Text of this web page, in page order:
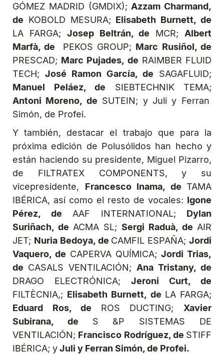
GÓMEZ MADRID (GMDIX); Azzam Charmand,
de KOBOLD MESURA; Elisabeth Burnett, de
LA FARGA; Josep Beltrán, de MCR; Albert
Marfà, de
PEKOS GROUP; Marc Rusiñol, de
PRESCAD; Marc Pujades, de RAIMBER FLUID
TECH; José Ramon García, de SAGAFLUID;
Manuel Peláez, de SIEBTECHNIK TEMA;
Antoni Moreno, de SUTEIN; y Juli y Ferran
Simón, de Profei.
Y también, destacar el trabajo que para la
próxima edición de Polusólidos han hecho y
están haciendo su presidente, Miguel Pizarro,
de FILTRATEX COMPONENTS, y su
vicepresidente, Francesco Inama, de TAMA
IBÉRICA, así como el resto de vocales: Igone
Pérez, de AAF INTERNATIONAL; Dylan
Suriñach, de ACMA SL; Sergi Raduà, de AIR
JET; Nuria Bedoya, de CAMFIL ESPAÑA;Jordi
Vaquero, de CAPERVA QUÍMICA; Jordi Trias,
de CASALS VENTILACIÓN; Ana Tristany, de
DRAGO ELECTRÓNICA; Jeroni Curt, de
FILTÈCNIA,; Elisabeth Burnett, de LA FARGA;
Eduard Ros, de ROS DUCTING; Xavier
Subirana, de S &P SISTEMAS DE
VENTILACIÓN; Francisco Rodríguez, de STIFF
IBÉRICA; yJuli y Ferran Simón, de Profei.